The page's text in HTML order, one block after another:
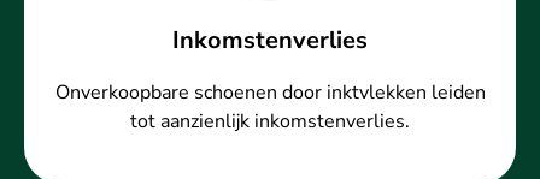
Inkomstenverlies
Onverkoopbare schoenen door inktvlekken leiden
tot aanzienlijk inkomstenverlies.